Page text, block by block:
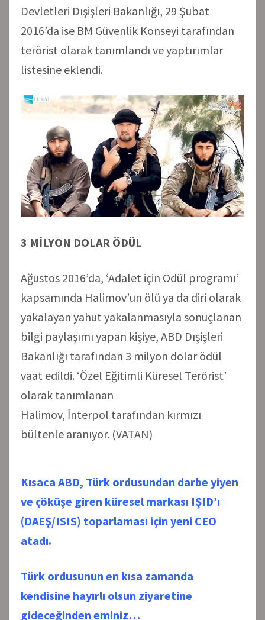
Devletleri Dışişleri Bakanlığı, 29 Şubat
2016’da ise BM Güvenlik Konseyi tarafından
terörist olarak tanımlandı ve yaptırımlar
listesine eklendi.
3 MİLYON DOLAR ÖDÜL
Ağustos 2016’da, ‘Adalet için Ödül programı’
kapsamında Halimov’un ölü ya da diri olarak
yakalayan yahut yakalanmasıyla sonuçlanan
bilgi paylaşımı yapan kişiye, ABD Dışişleri
Bakanlığı tarafından 3 milyon dolar ödül
vaat edildi. ‘Özel Eğitimli Küresel Terörist’
olarak tanımlanan
Halimov, İnterpol tarafından kırmızı
bültenle aranıyor. (VATAN)
Kısaca ABD, Türk ordusundan darbe yiyen
ve çöküşe giren küresel markası IŞID’ı
(DAEŞ/ISIS) toparlaması için yeni CEO
atadı.
Türk ordusunun en kısa zamanda
kendisine hayırlı olsun ziyaretine
gideceğinden eminiz…